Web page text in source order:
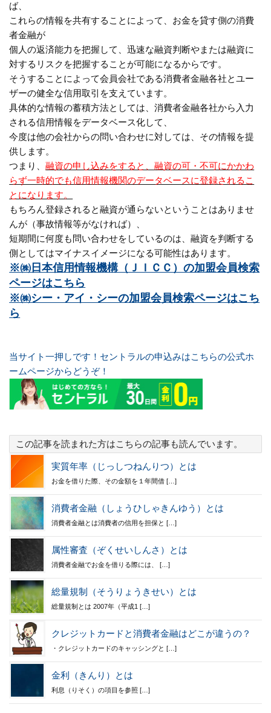
ば、
これらの情報を共有することによって、お金を貸す側の消費
者金融が
個人の返済能力を把握して、迅速な融資判断やまたは融資に
対するリスクを把握することが可能になるからです。
そうすることによって会員会社である消費者金融各社とユー
ザーの健全な信用取引を支えています。
具体的な情報の蓄積方法としては、消費者金融各社から入力
される信用情報をデータベース化して、
今度は他の会社からの問い合わせに対しては、その情報を提
供します。
つまり、融資の申し込みをすると、融資の可・不可にかかわ
らず一時的でも信用情報機関のデータベースに登録されるこ
とになります。
もちろん登録されると融資が通らないということはありませ
んが（事故情報等がなければ）、
短期間に何度も問い合わせをしているのは、融資を判断する
側としてはマイナスイメージになる可能性はあります。
※㈱日本信用情報機構（ＪＩＣＣ）の加盟会員検索
ページはこちら
※㈱シー・アイ・シーの加盟会員検索ページはこち
ら
当サイト一押しです！セントラルの申込みはこちらの公式ホ
ームページからどうぞ！
この記事を読まれた方はこちらの記事も読んでいます。
実質年率（じっしつねんりつ）とは
お金を借りた際、その金額を１年間借 […]
消費者金融（しょうひしゃきんゆう）とは
消費者金融とは消費者の信用を担保と […]
属性審査（ぞくせいしんさ）とは
消費者金融でお金を借りる際には、 […]
総量規制（そうりょうきせい）とは
総量規制とは 2007年（平成1 […]
クレジットカードと消費者金融はどこが違うの？
・クレジットカードのキャッシングと […]
金利（きんり）とは
利息（りそく）の項目を参照 […]